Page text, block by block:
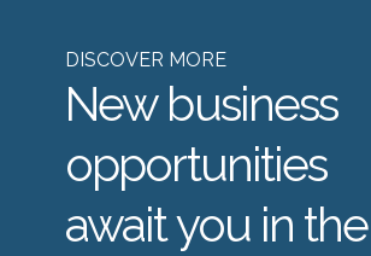
DISCOVER MORE
New business
opportunities
await you in the